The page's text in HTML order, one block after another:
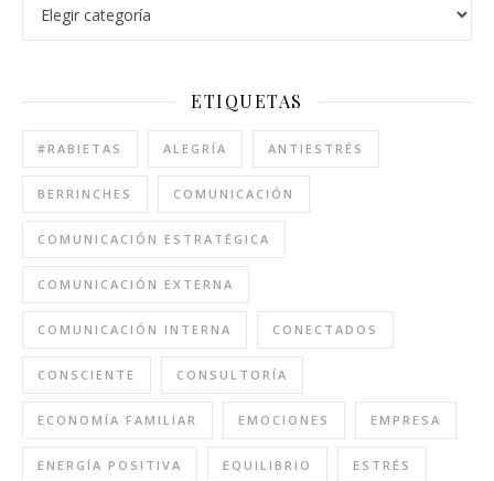
ETIQUETAS
#RABIETAS ALEGRÍA ANTIESTRÉS
BERRINCHES COMUNICACIÓN
COMUNICACIÓN ESTRATÉGICA
COMUNICACIÓN EXTERNA
COMUNICACIÓN INTERNA CONECTADOS
CONSCIENTE CONSULTORÍA
ECONOMÍA FAMILIAR EMOCIONES EMPRESA
ENERGÍA POSITIVA EQUILIBRIO ESTRÉS